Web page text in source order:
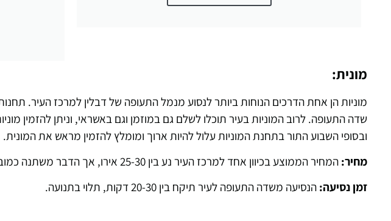
מונית:
מוניות הן אחת הדרכים הנוחות ביותר לנסוע מנמל התעופה של דבלין למרכז העיר.
שדה התעופה. לרוב המוניות בעיר תוכלו לשלם גם במוזמן וגם באשראי, וניתן להזמין
ובסופי השבוע התור בתחנת המוניות עלול להיות ארוך ומומלץ להזמין מראש את המונית.
מחיר:המחיר הממוצע בכיוון אחד למרכז העיר נע בין 25-30 אירו, אך הדבר משתנה כמובן בהתאם לשעה ביום למצב התנועה בעיר
זמן נסיעה:הנסיעה משדה התעופה לעיר תיקח בין 20-30 דקות, תלוי בתנועה.